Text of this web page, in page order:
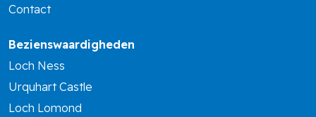
Contact
Bezienswaardigheden
Loch Ness
Urquhart Castle
Loch Lomond